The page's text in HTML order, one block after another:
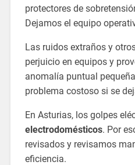
protectores de
Dejamos el equipo
Las ruidos extraños y
perjuicio en equipos y
anomalía puntual
problema costoso si se
En Asturias, los golpes
electrodomésticos. Por
revisados y revisamos
eficiencia.